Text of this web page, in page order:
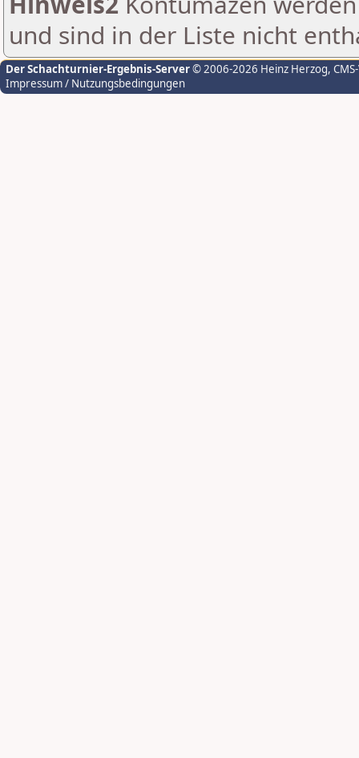
und sind in der Liste nicht
Der Schachturnier-Ergebnis-Server© 2006-2026 Heinz Herzog,
Impressum / Nutzungsbedingungen